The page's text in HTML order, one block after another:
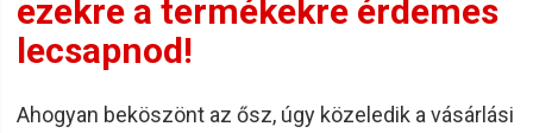
ezekre a termékekre érdemes
lecsapnod!
Ahogyan beköszönt az ősz, úgy közeledik a vásárlási